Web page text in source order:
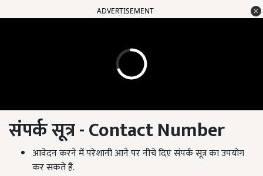
ADVERTISEMENT
संपर्क सूत्र -Contact Number
आवेदन करने में परेशानी आने पर नीचे दिए संपर्क सूत्र का उपयोग
कर सकते है.